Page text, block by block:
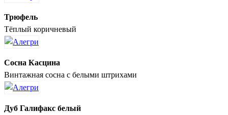
Трюфель
Тёплый коричневый
Сосна Касцина
Винтажная сосна с белыми штрихами
Дуб Галифакс белый